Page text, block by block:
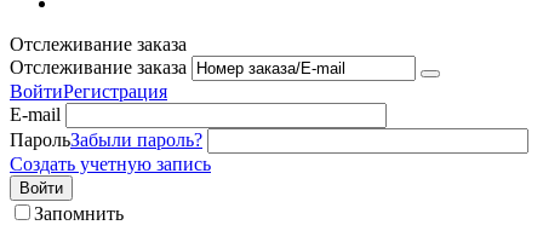
Отслеживание заказа
Отслеживание заказа
ВойтиРегистрация
E-mail
ПарольЗабыли пароль?
Создать учетную запись
Войти
Запомнить